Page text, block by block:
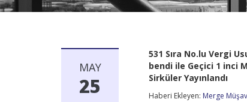
MAY
25
531 Sıra No.lu Vergi
bendi ile Geçici 1 inci
Sirküler Yayınlandı
Haberi Ekleyen: Merge